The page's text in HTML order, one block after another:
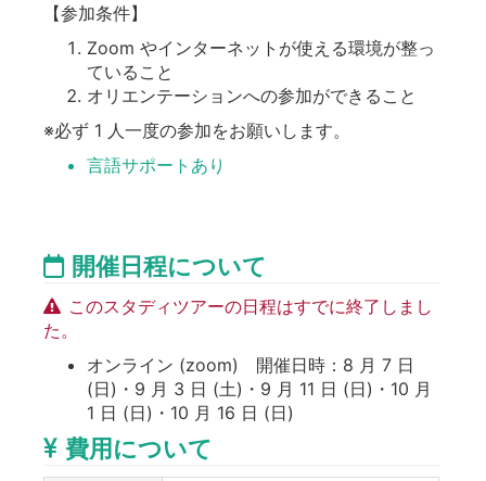
【参加条件】
Zoom やインターネットが使える環境が整っ
ていること
オリエンテーションへの参加ができること
※必ず 1 人一度の参加をお願いします。
言語サポートあり
開催日程について
このスタディツアーの日程はすでに終了しまし
た。
オンライン (zoom) 開催日時：8 月 7 日
(日)・9 月 3 日 (土)・9 月 11 日 (日)・10 月
1 日 (日)・10 月 16 日 (日)
費用について